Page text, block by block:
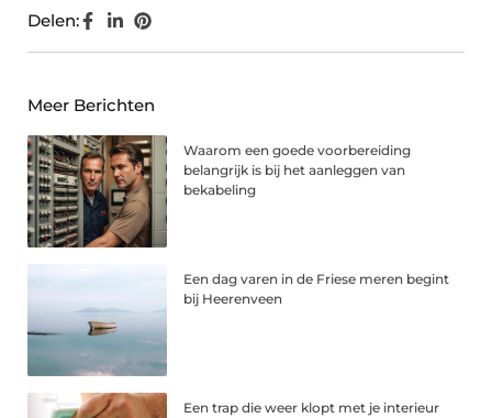
Delen:
Meer Berichten
Waarom een goede voorbereiding
belangrijk is bij het aanleggen van
bekabeling
Een dag varen in de Friese meren begint
bij Heerenveen
Een trap die weer klopt met je interieur